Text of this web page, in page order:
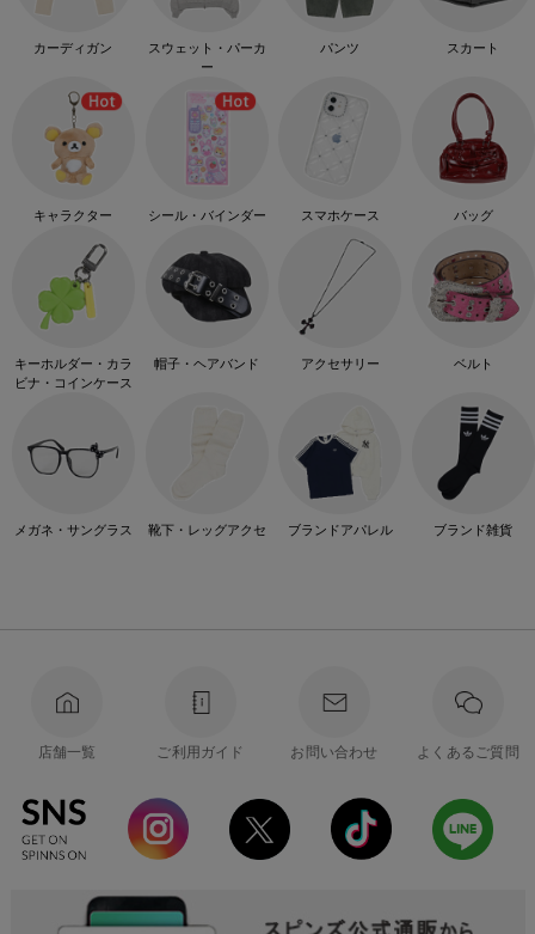
カーディガン
スウェット・パーカ
ー
パンツ スカート
キャラクター シール・バインダー スマホケース バッグ
キーホルダー・カラ
ビナ・コインケース
帽子・ヘアバンド アクセサリー ベルト
メガネ・サングラス 靴下・レッグアクセ ブランドアパレル ブランド雑貨
店舗一覧 ご利用ガイド お問い合わせ よくあるご質問